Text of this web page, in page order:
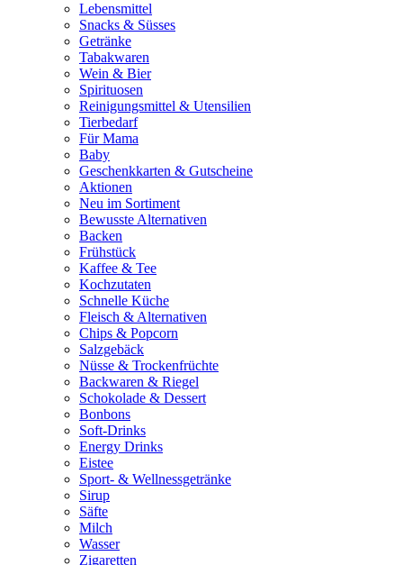
Lebensmittel
Snacks & Süsses
Getränke
Tabakwaren
Wein & Bier
Spirituosen
Reinigungsmittel & Utensilien
Tierbedarf
Für Mama
Baby
Geschenkkarten & Gutscheine
Aktionen
Neu im Sortiment
Bewusste Alternativen
Backen
Frühstück
Kaffee & Tee
Kochzutaten
Schnelle Küche
Fleisch & Alternativen
Chips & Popcorn
Salzgebäck
Nüsse & Trockenfrüchte
Backwaren & Riegel
Schokolade & Dessert
Bonbons
Soft-Drinks
Energy Drinks
Eistee
Sport- & Wellnessgetränke
Sirup
Säfte
Milch
Wasser
Zigaretten